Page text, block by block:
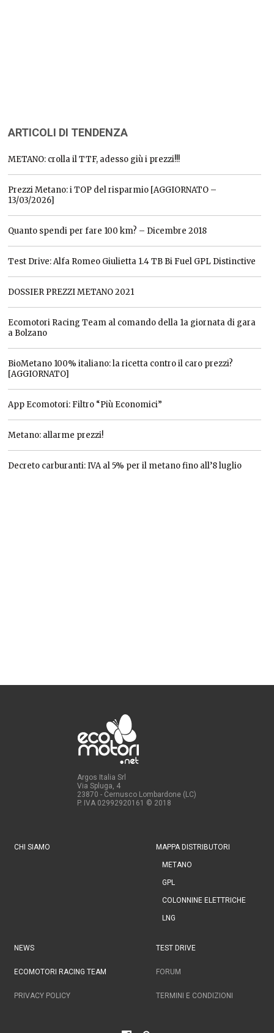
ARTICOLI DI TENDENZA
METANO: crolla il TTF, adesso giù i prezzi!!!
Prezzi Metano: i TOP del risparmio [AGGIORNATO –
13/03/2026]
Quanto spendi per fare 100 km? – Dicembre 2018
Test Drive: Alfa Romeo Giulietta 1.4 TB Bi Fuel GPL Distinctive
DOSSIER PREZZI METANO 2021
Ecomotori Racing Team al comando della 1a giornata di gara
a Bolzano
BioMetano 100% italiano: la ricetta contro il caro prezzi?
[AGGIORNATO]
App Ecomotori: Filtro “Più Economici”
Metano: allarme prezzi!
Decreto carburanti: IVA al 5% per il metano fino all’8 luglio
Argos Italia Srl
Via Spluga, 4
23870 - Cernusco Lombardone (LC)
P. IVA 02992920161 © 2018
CHI SIAMO MAPPA DISTRIBUTORI
METANO
GPL
COLONNINE ELETTRICHE
LNG
NEWS TEST DRIVE
ECOMOTORI RACING TEAM FORUM
PRIVACY POLICY TERMINI E CONDIZIONI